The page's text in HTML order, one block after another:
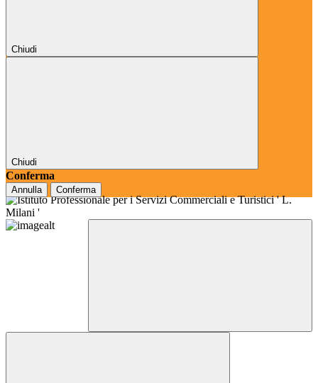
Chiudi
Chiudi
Conferma
Annulla Conferma